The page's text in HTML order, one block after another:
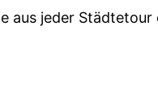
aus jeder Städtetour